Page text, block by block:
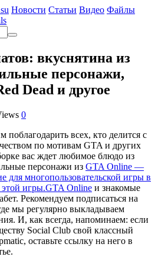
Новости Статьи Видео Файлы
вкуснятина из
персонажи,
Dead и другое
0
всех, кто делится с
по мотивам GTA и других
вас ждет любимое блюдо из
персонажи из GTA Online —
для многопользовательской игры в
этой игры.GTA Online и знакомые
Рекомендуем подписаться на
мы регулярно выкладываем
И, как всегда, напоминаем: если
Social Club свой классный
оставьте ссылку на него в